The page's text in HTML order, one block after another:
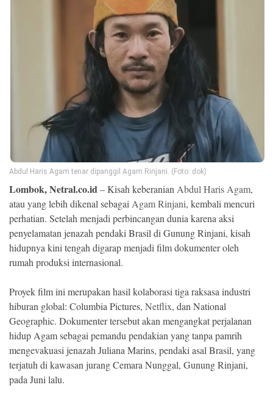
Memori
Copyright
2026
NETRAL
.
Right
Reserved
Abdul Haris Agam tenar dipanggil Agam Rinjani. (Foto: dok)
Lombok, Netral.co.id– Kisah keberanianAbdul Haris Agam,
atau yang lebih dikenal sebagaiAgam Rinjani, kembali mencuri
perhatian. Setelah menjadi perbincangan dunia karena aksi
penyelamatan jenazah pendaki Brasil di Gunung Rinjani, kisah
hidupnya kini tengah digarap menjadi film dokumenter oleh
rumah produksi internasional.
Proyek film ini merupakan hasil kolaborasi tiga raksasa industri
hiburan global: Columbia Pictures, Netflix, dan National
Geographic. Dokumenter tersebut akan mengangkat perjalanan
hidup Agam sebagai pemandu pendakian yang tanpa pamrih
mengevakuasi jenazah Juliana Marins, pendaki asal Brasil, yang
terjatuh di kawasan jurang Cemara Nunggal, Gunung Rinjani,
pada Juni lalu.